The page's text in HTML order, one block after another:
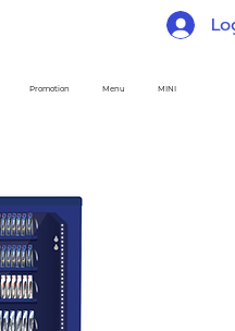
Promotion Menu MINI